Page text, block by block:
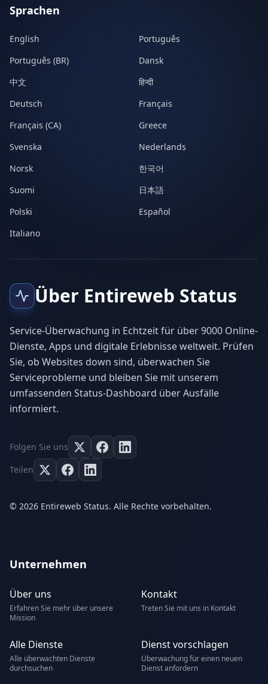
Sprachen
English
Português
Português (BR)
Dansk
中文
हिन्दी
Deutsch
Français
Français (CA)
Greece
Svenska
Nederlands
Norsk
한국어
Suomi
日本語
Polski
Español
Italiano
Über Entireweb Status
Service-Überwachung in Echtzeit für über 9000 Online-
Dienste, Apps und digitale Erlebnisse weltweit. Prüfen
Sie, ob Websites down sind, überwachen Sie
Serviceprobleme und bleiben Sie mit unserem
umfassenden Status-Dashboard über Ausfälle
informiert.
Folgen Sie uns
Teilen
© 2026 Entireweb Status. Alle Rechte vorbehalten.
Unternehmen
Über uns
Erfahren Sie mehr über unsere
Mission
Kontakt
Treten Sie mit uns in Kontakt
Alle Dienste
Alle überwachten Dienste
durchsuchen
Dienst vorschlagen
Überwachung für einen neuen
Dienst anfordern